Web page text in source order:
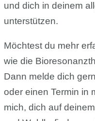
und dich in deinem
unterstützen.
Möchtest du mehr
wie die
Dann melde dich
oder einen Termin in
mich, dich auf